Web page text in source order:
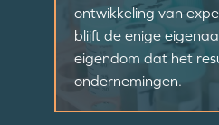
ontwikkeling van
blijft de enige
eigendom dat het
ondernemingen.